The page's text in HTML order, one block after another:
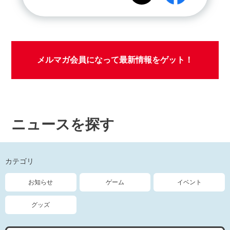
メルマガ会員になって最新情報をゲット！
ニュースを探す
カテゴリ
お知らせ ゲーム イベント
グッズ